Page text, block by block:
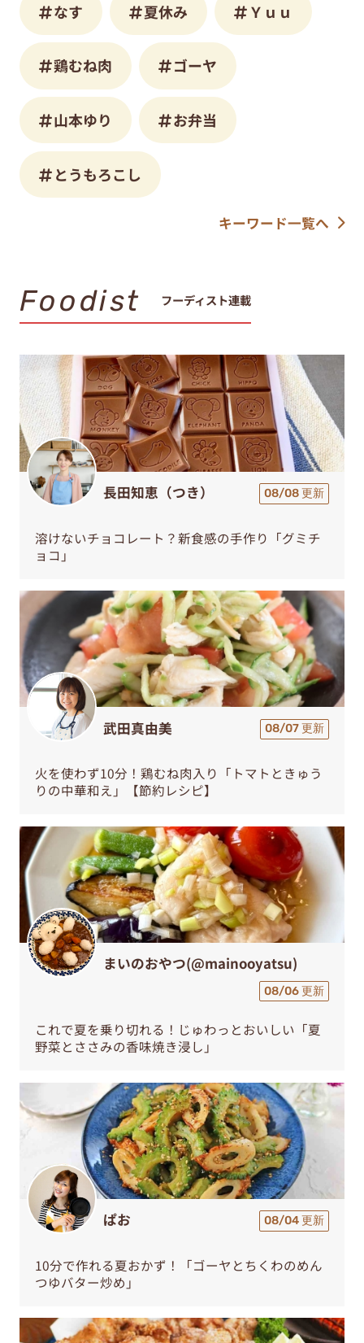
なす 夏休み Ｙｕｕ
鶏むね肉 ゴーヤ
山本ゆり お弁当
とうもろこし
キーワード一覧へ
Foodist フーディスト連載
長田知恵（つき） 08/08 更新
溶けないチョコレート？新食感の手作り「グミチ
ョコ」
武田真由美 08/07 更新
火を使わず10分！鶏むね肉入り「トマトときゅう
りの中華和え」【節約レシピ】
まいのおやつ(@mainooyatsu)
08/06 更新
これで夏を乗り切れる！じゅわっとおいしい「夏
野菜とささみの香味焼き浸し」
ぱお 08/04 更新
10分で作れる夏おかず！「ゴーヤとちくわのめん
つゆバター炒め」